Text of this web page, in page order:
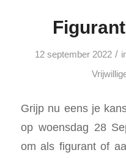
12 september 2022 /
Grijp nu eens je
op woensdag 28
om als figurant of